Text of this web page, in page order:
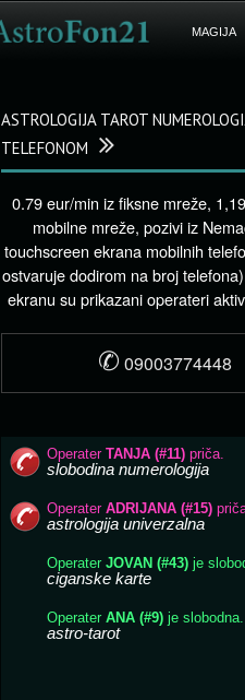
MAGIJA
ASTROLOGIJA TAROT
TELEFONOM
0.79 eur/min iz fiksne mreže,
mobilne mreže, pozivi iz
touchscreen ekrana mobilnih
ostvaruje dodirom na broj
ekranu su prikazani operateri
✆ 09003774448